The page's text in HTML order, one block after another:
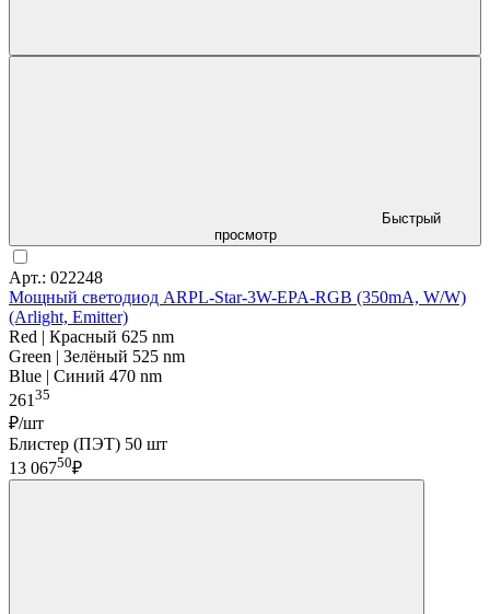
Быстрый
просмотр
Арт.: 022248
Мощный светодиод ARPL-Star-3W-EPA-RGB (350mA, W/W)
(Arlight, Emitter)
Red | Красный 625 nm
Green | Зелёный 525 nm
Blue | Синий 470 nm
261 35
₽/шт
Блистер (ПЭТ) 50 шт
13 06750₽